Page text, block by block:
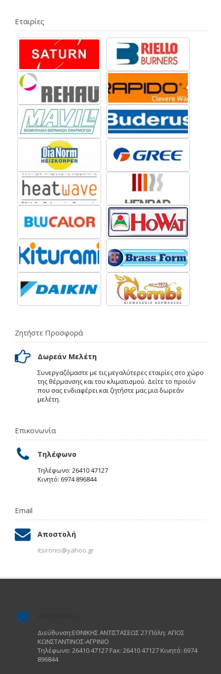
Εταιρίες
Ζητήστε Προσφορά
Δωρεάν Μελέτη
Συνεργαζόμαστε με τις μεγαλύτερες εταιρίες στο χώρο
της θέρμανσης και του κλιματισμού. Δείτε το προϊόν
που σας ενδιαφέρει και ζητήστε μας μια δωρεάν
μελέτη.
Επικονωνία
Τηλέφωνο
Τηλέφωνο: 26410 47127
Κινητό: 6974 896844
Email
Αποστολή
itsironis@yahoo.gr
Διεύθυνση:ΕΘΝΙΚΗΣ ΑΝΤΙΣΤΑΣΕΩΣ 27 Πόλη: ΑΓΙΟΣ
ΚΩΝΣΤΑΝΤΙΝΟΣ-ΑΓΡΙΝΙΟ
Τηλέφωνο: 26410 47127 Fax: 26410 47127 Κινητό: 6974
896844